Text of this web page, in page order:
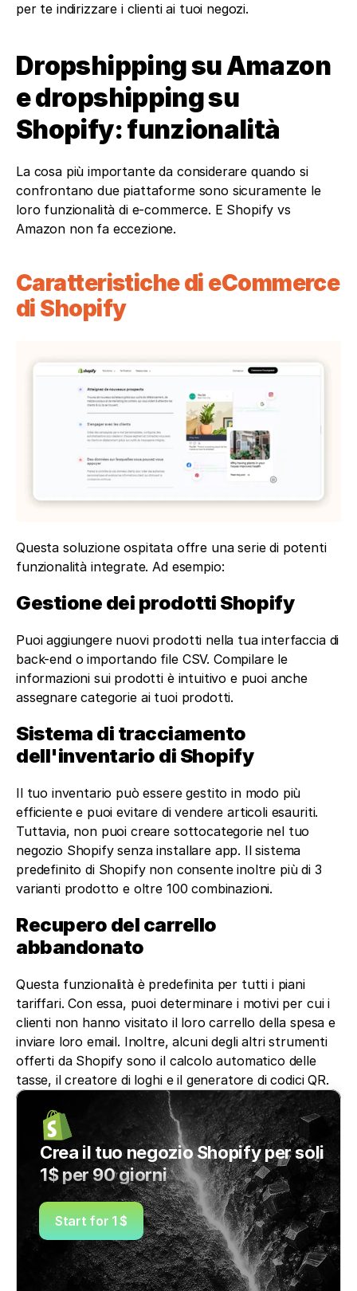
per te indirizzare i clienti ai tuoi negozi.
Dropshipping su Amazon
e dropshipping su
Shopify: funzionalità
La cosa più importante da considerare quando si
confrontano due piattaforme sono sicuramente le
loro funzionalità di e-commerce. E Shopify vs
Amazon non fa eccezione.
Caratteristiche di eCommerce
di Shopify
Questa soluzione ospitata offre una serie di potenti
funzionalità integrate. Ad esempio:
Gestione dei prodotti Shopify
Puoi aggiungere nuovi prodotti nella tua interfaccia di
back-end o importando file CSV. Compilare le
informazioni sui prodotti è intuitivo e puoi anche
assegnare categorie ai tuoi prodotti.
Sistema di tracciamento
dell'inventario di Shopify
Il tuo inventario può essere gestito in modo più
efficiente e puoi evitare di vendere articoli esauriti.
Tuttavia, non puoi creare sottocategorie nel tuo
negozio Shopify senza installare app. Il sistema
predefinito di Shopify non consente inoltre più di 3
varianti prodotto e oltre 100 combinazioni.
Recupero del carrello
abbandonato
Questa funzionalità è predefinita per tutti i piani
tariffari. Con essa, puoi determinare i motivi per cui i
clienti non hanno visitato il loro carrello della spesa e
inviare loro email. Inoltre, alcuni degli altri strumenti
offerti da Shopify sono il calcolo automatico delle
tasse, il creatore di loghi e il generatore di codici QR.
Crea il tuo negozio Shopify per soli
1$ per 90 giorni
Start for 1 $